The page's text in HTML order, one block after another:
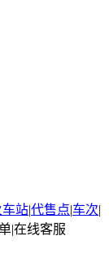
车站|代售点|车次|
|在线客服